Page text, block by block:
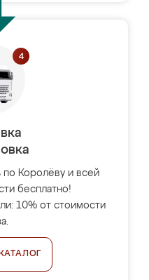
Королёву и всей
бесплатно!
10% от стоимости